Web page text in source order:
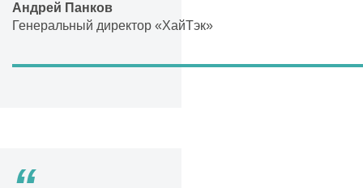
Андрей Панков
Генеральный директор «ХайТэк»